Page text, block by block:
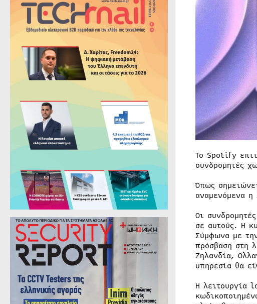
Το Spotify
συνδρομητές
Όπως
αναμενόμενα
Οι
σε αυτούς. Η
Σύμφωνα με
πρόσβαση στη
Ζηλανδία,
υπηρεσία θα
Η λειτουργία